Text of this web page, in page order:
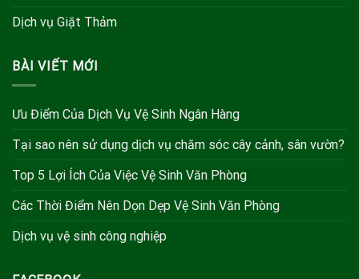
Dịch vụ Giặt Thảm
BÀI VIẾT MỚI
Ưu Điểm Của Dịch Vụ Vệ Sinh Ngân Hàng
Tại sao nên sử dụng dịch vụ chăm sóc cây cảnh, sân vườn?
Top 5 Lợi Ích Của Việc Vệ Sinh Văn Phòng
Các Thời Điểm Nên Dọn Dẹp Vệ Sinh Văn Phòng
Dịch vụ vệ sinh công nghiệp